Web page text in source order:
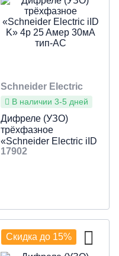
Schneider Electric
В наличии 3-5 дней
Дифреле (УЗО)
трёхфазное
«Schneider Electric iID
K» 4p 25 Aмер 30мА
17902
Скидка до 15%